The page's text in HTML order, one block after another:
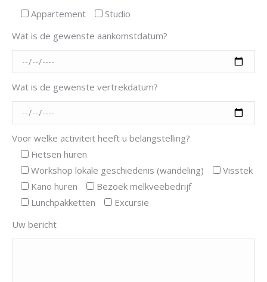
Appartement
Studio
Wat is de gewenste aankomstdatum?
Wat is de gewenste vertrekdatum?
Voor welke activiteit heeft u belangstelling?
Fietsen huren
Workshop lokale geschiedenis (wandeling)
Visstek
Kano huren
Bezoek melkveebedrijf
Lunchpakketten
Excursie
Uw bericht